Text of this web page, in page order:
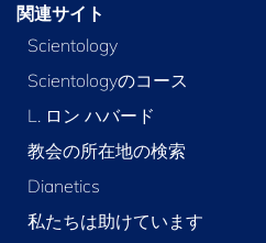
関連サイト
Scientology
Scientologyのコース
L. ロン ハバード
教会の所在地の検索
Dianetics
私たちは助けています